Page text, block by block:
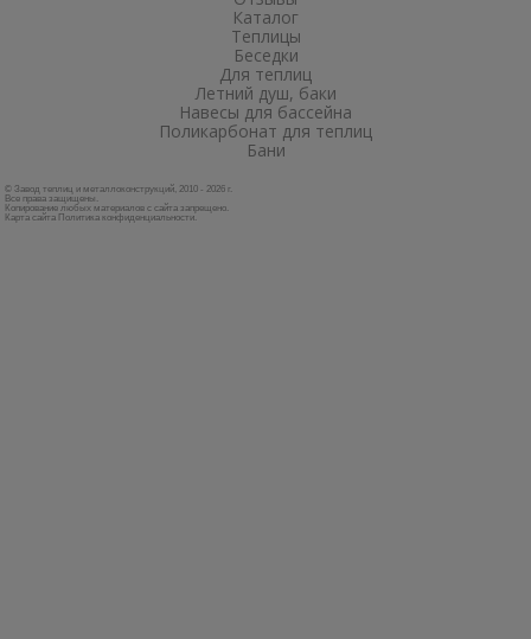
Каталог
Теплицы
Беседки
Для теплиц
Летний душ, баки
Навесы для бассейна
Поликарбонат для теплиц
Бани
© Завод теплиц и металлоконструкций, 2010 - 2026 г.
Все права защищены.
Копирование любых материалов с сайта запрещено.
Карта сайта Политика конфиденциальности.